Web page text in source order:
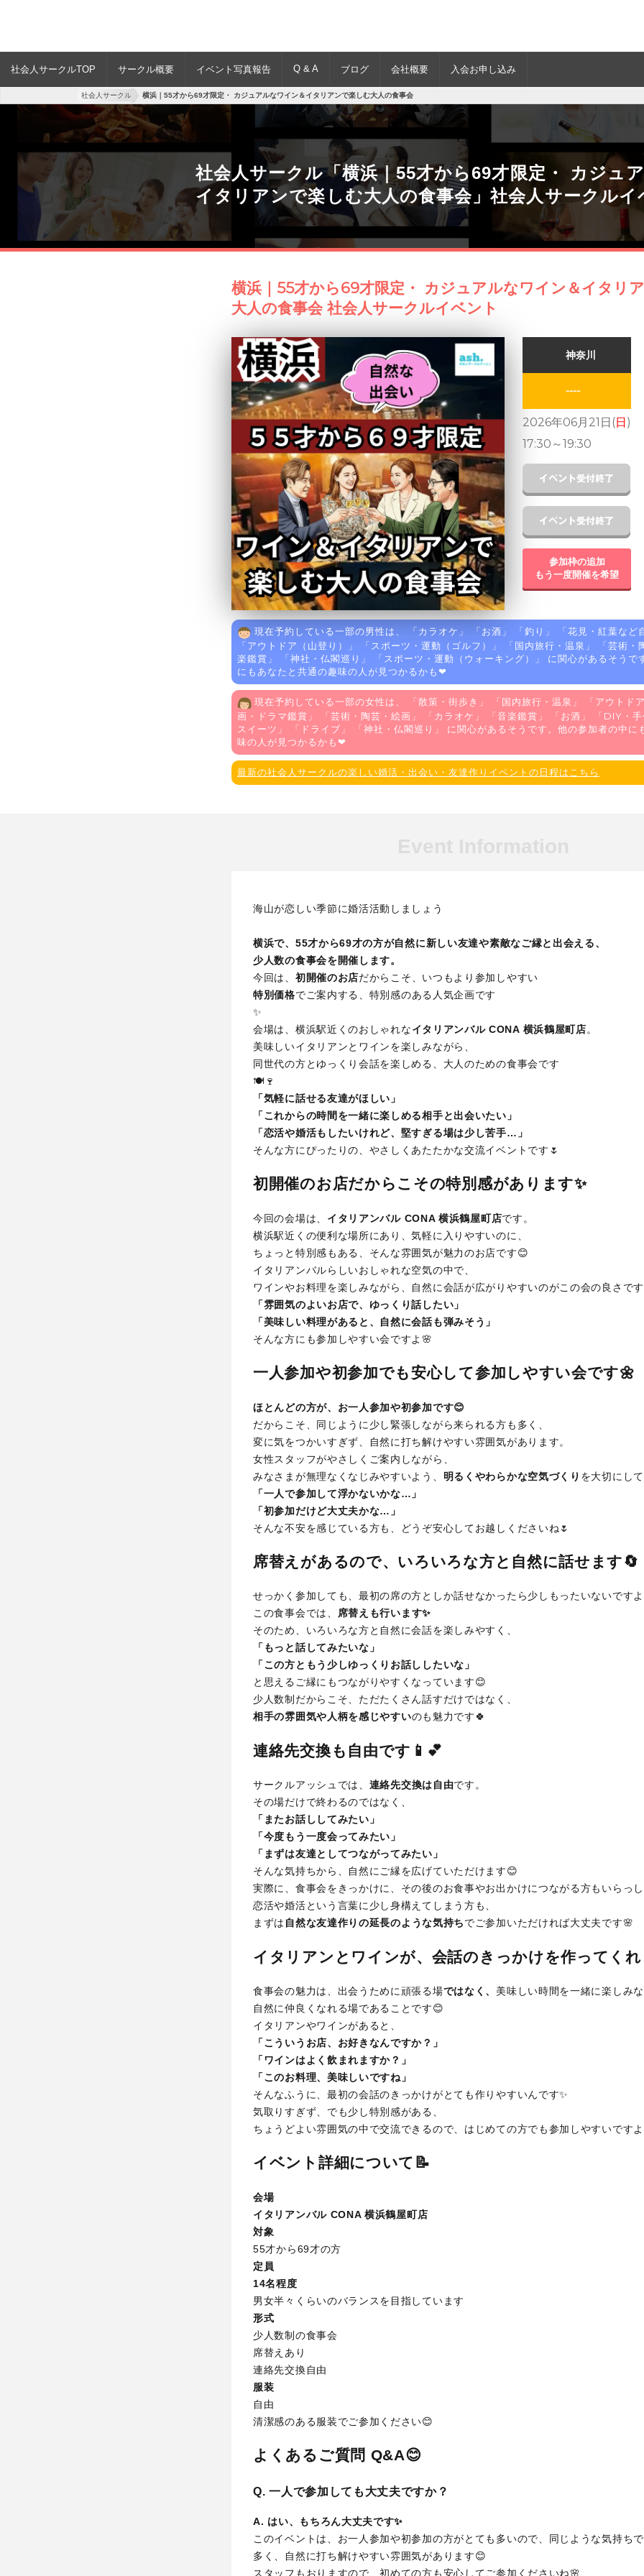
社会人サークルTOP サークル概要 イベント写真報告 Q & A ブログ 会社概要 入会お申し込み
社会人サークル 横浜｜55才から69才限定・ カジュアルなワイン＆イタリアンで楽しむ大人の食事会
社会人サークル「横浜｜55才から69才限定・ カジュ
イタリアンで楽しむ大人の食事会」社会人サークルイ
横浜｜55才から69才限定・ カジュアルなワイン＆イタリ
大人の食事会 社会人サークルイベント
神奈川
----
2026年06月21日(日)
17:30 ～19:30
参加枠の追加
もう一度開催を希望
現在予約している一部の男性は、 「 カラオケ 」 「お酒 」 「釣り 」 「花見・紅葉など
「アウトドア（山登り） 」 「 スポーツ・運動（ゴルフ） 」 「国内旅行・温泉 」 「芸術・
楽鑑賞 」 「神社・仏閣巡り 」 「 スポーツ・運動（ウォーキング）
」 に関心があるそうで
にもあなたと共通の趣味の人が見つかるかも❤
現在予約している一部の女性は、 「散策・街歩き 」 「国内旅行・温泉 」 「アウトド
画・ドラマ鑑賞 」 「芸術・陶芸・絵画 」 「 カラオケ 」 「音楽鑑賞 」 「お酒 」 「DIY・
スイーツ 」 「 ドライブ 」 「神社・仏閣巡り 」 に関心があるそうです。他の参加者の中に
味の人が見つかるかも❤
最新の社会人サークルの楽しい婚活・出会い・友達作りイベントの日程はこちら
海山が恋しい季節に婚活活動しましょう
横浜で、55才から69才の方が自然に新しい友達や素敵なご縁と出会える、
少人数の食事会を開催します。
今回は、 初開催のお店だからこそ、いつもより参加しやすい
特別価格でご案内する、特別感のある人気企画です
✨
会場は、横浜駅近くのおしゃれなイタリアンバル CONA 横浜鶴屋町店。
美味しいイタリアンとワインを楽しみながら、
同世代の方とゆっくり会話を楽しめる、大人のための食事会です
🍽️🍷
「気軽に話せる友達がほしい」
「これからの時間を一緒に楽しめる相手と出会いたい」
「恋活や婚活もしたいけれど、堅すぎる場は少し苦手…」
そんな方にぴったりの、やさしくあたたかな交流イベントです🌷
初開催のお店だからこその特別感があります✨
今回の会場は、 イタリアンバル CONA 横浜鶴屋町店です。
横浜駅近くの便利な場所にあり、気軽に入りやすいのに、
ちょっと特別感もある、そんな雰囲気が魅力のお店です😊
イタリアンバルらしいおしゃれな空気の中で、
ワインやお料理を楽しみながら、自然に会話が広がりやすいのがこの会の良さで
「雰囲気のよいお店で、ゆっくり話したい」
「美味しい料理があると、自然に会話も弾みそう」
そんな方にも参加しやすい会ですよ🌸
一人参加や初参加でも安心して参加しやすい会です🌼
ほとんどの方が、お一人参加や初参加です😊
だからこそ、同じように少し緊張しながら来られる方も多く、
変に気をつかいすぎず、自然に打ち解けやすい雰囲気があります。
女性スタッフがやさしくご案内しながら、
みなさまが無理なくなじみやすいよう、 明るくやわらかな空気づくり を大切にし
「一人で参加して浮かないかな…」
「初参加だけど大丈夫かな…」
そんな不安を感じている方も、どうぞ安心してお越しくださいね🌷
席替えがあるので、いろいろな方と自然に話せます🔄
せっかく参加しても、最初の席の方としか話せなかったら少しもったいないです
この食事会では、 席替えも行います✨
そのため、いろいろな方と自然に会話を楽しみやすく、
「もっと話してみたいな」
「この方ともう少しゆっくりお話ししたいな」
と思えるご縁にもつながりやすくなっています😊
少人数制だからこそ、ただたくさん話すだけではなく、
相手の雰囲気や人柄を感じやすいのも魅力です🍀
連絡先交換も自由です📱💕
サークルアッシュでは、 連絡先交換は自由です。
その場だけで終わるのではなく、
「またお話ししてみたい」
「今度もう一度会ってみたい」
「まずは友達としてつながってみたい」
そんな気持ちから、自然にご縁を広げていただけます😊
実際に、食事会をきっかけに、その後のお食事やお出かけにつながる方もいらっ
恋活や婚活という言葉に少し身構えてしまう方も、
まずは 自然な友達作りの延長のような気持ちでご参加いただければ大丈夫です🌸
イタリアンとワインが、会話のきっかけを作ってく
食事会の魅力は、出会うために頑張る場ではなく、 美味しい時間を一緒に楽しみ
自然に仲良くなれる場であることです😊
イタリアンやワインがあると、
「こういうお店、お好きなんですか？」
「ワインはよく飲まれますか？」
「このお料理、美味しいですね」
そんなふうに、最初の会話のきっかけがとても作りやすいんです✨
気取りすぎず、でも少し特別感がある、
ちょうどよい雰囲気の中で交流できるので、はじめての方でも参加しやすいです
イベント詳細について📝
会場
イタリアンバル CONA 横浜鶴屋町店
対象
55才から69才の方
定員
14名程度
男女半々くらいのバランスを目指しています
形式
少人数制の食事会
席替えあり
連絡先交換自由
服装
自由
清潔感のある服装でご参加ください😊
よくあるご質問 Q&A😊
Q. 一人で参加しても大丈夫ですか？
A. はい、もちろん大丈夫です✨
このイベントは、お一人参加や初参加の方がとても多いので、同じような気持ち
多く、自然に打ち解けやすい雰囲気があります😊
スタッフもおりますので、初めての方も安心してご参加くださいね🌸